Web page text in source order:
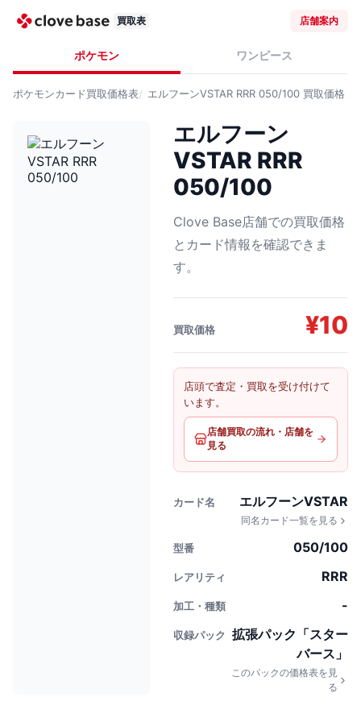
買取表 店舗案内
ポケモン ワンピース
ポケモンカード買取価格表 エルフーンVSTAR RRR 050/100 買取価格
エルフーン
VSTAR RRR
050/100
Clove Base店舗での買取価格
とカード情報を確認できま
す。
買取価格 ¥10
店頭で査定・買取を受け付けて
います。
店舗買取の流れ・店舗を
見る
カード名 エルフーンVSTAR
同名カード一覧を見る
型番 050/100
レアリティ RRR
加工・種類 -
収録パック
拡張パック「スター
バース」
このパックの価格表を見
る